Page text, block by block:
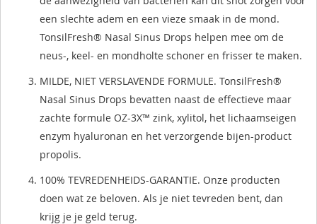
een slechte adem en een vieze smaak in de mond.
TonsilFresh® Nasal Sinus Drops helpen mee om de
neus-, keel- en mondholte schoner en frisser te maken.
MILDE, NIET VERSLAVENDE FORMULE. TonsilFresh®
Nasal Sinus Drops bevatten naast de effectieve maar
zachte formule OZ-3X™ zink, xylitol, het lichaamseigen
enzym hyaluronan en het verzorgende bijen-product
propolis.
100% TEVREDENHEIDS-GARANTIE. Onze producten
doen wat ze beloven. Als je niet tevreden bent, dan
krijg je je geld terug.